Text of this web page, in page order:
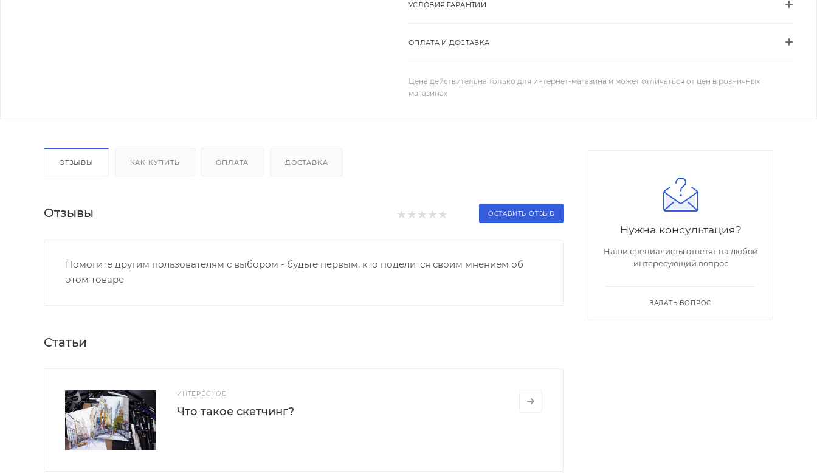
УСЛОВИЯ ГАРАНТИИ
ОПЛАТА И ДОСТАВКА
Цена действительна только для интернет-магазина и может отличаться от цен в розничных
магазинах
ОТЗЫВЫ КАК КУПИТЬ ОПЛАТА ДОСТАВКА
Отзывы ОСТАВИТЬ ОТЗЫВ
Помогите другим пользователям с выбором - будьте первым, кто поделится своим мнением об
этом товаре
Статьи
ИНТЕРЕСНОЕ
Что такое скетчинг?
Нужна консультация?
Наши специалисты ответят на любой
интересующий вопрос
ЗАДАТЬ ВОПРОС